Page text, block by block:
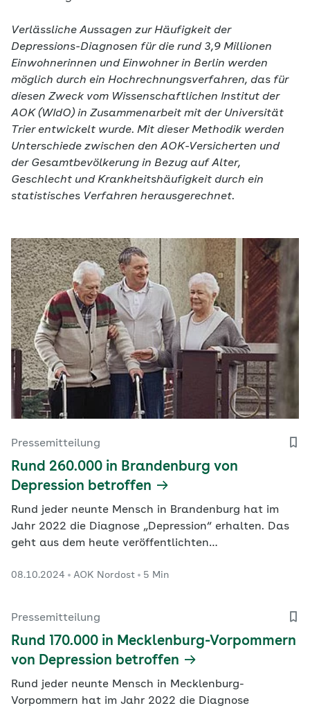
Verlässliche Aussagen zur Häufigkeit der
Depressions-Diagnosen für die rund 3,9 Millionen
Einwohnerinnen und Einwohner in Berlin werden
möglich durch ein Hochrechnungsverfahren, das für
diesen Zweck vom Wissenschaftlichen Institut der
AOK (WIdO) in Zusammenarbeit mit der Universität
Trier entwickelt wurde. Mit dieser Methodik werden
Unterschiede zwischen den AOK-Versicherten und
der Gesamtbevölkerung in Bezug auf Alter,
Geschlecht und Krankheitshäufigkeit durch ein
statistisches Verfahren herausgerechnet.
Pressemitteilung
Rund 260.000 in Brandenburg von
Depression betroffen
Rund jeder neunte Mensch in Brandenburg hat im
Jahr 2022 die Diagnose „Depression“ erhalten. Das
geht aus dem heute veröffentlichten
Wissenschaftlichen Instituts der AOK (WIdO) hervor.
08.10.2024 AOK Nordost 5 Min
Pressemitteilung
Rund 170.000 in Mecklenburg-Vorpommern
von Depression betroffen
Rund jeder neunte Mensch in Mecklenburg-
Vorpommern hat im Jahr 2022 die Diagnose